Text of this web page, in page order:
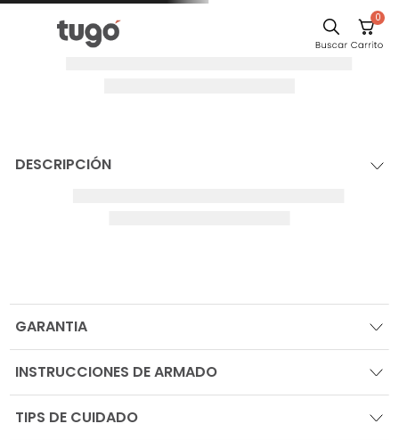
0
DESCRIPCIÓN
GARANTIA
INSTRUCCIONES DE ARMADO
TIPS DE CUIDADO